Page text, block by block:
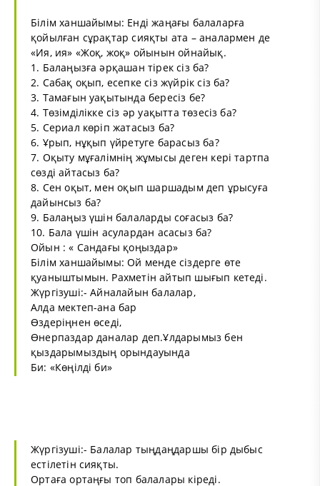
Білім ханшайымы: Енді жаңағы балаларға
қойылған сұрақтар сияқты ата – аналармен де
«Ия, ия» «Жоқ, жоқ» ойынын ойнайық.
1. Балаңызға әрқашан тірек сіз ба?
2. Сабақ оқып, есепке сіз жүйрік сіз ба?
3. Тамағын уақытында бересіз бе?
4. Төзімділікке сіз әр уақытта төзесіз ба?
5. Сериал көріп жатасыз ба?
6. Ұрып, нұқып үйретуге барасыз ба?
7. Оқыту мұғалімнің жұмысы деген кері тартпа
сөзді айтасыз ба?
8. Сен оқыт, мен оқып шаршадым деп ұрысуға
дайынсыз ба?
9. Балаңыз үшін балаларды соғасыз ба?
10. Бала үшін асулардан асасыз ба?
Ойын : « Сандағы қоңыздар»
Білім ханшайымы: Ой менде сіздерге өте
қуаныштымын. Рахметін айтып шығып кетеді.
Жүргізуші:- Айналайын балалар,
Алда мектеп-ана бар
Өздеріңнен өседі,
Өнерпаздар даналар деп.Ұлдарымыз бен
қыздарымыздың орындауында
Би: «Көңілді би»
Жүргізуші:- Балалар тыңдаңдаршы бір дыбыс
естілетін сияқты.
Ортаға ортаңғы топ балалары кіреді.